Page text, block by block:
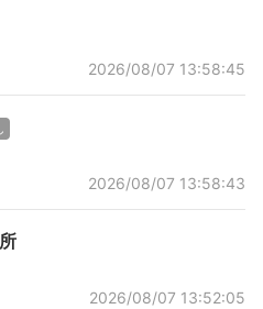
2026/08/07 13:58:45
2026/08/07 13:58:43
2026/08/07 13:52:05